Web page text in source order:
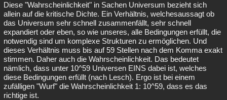
Diese "Wahrscheinlichkeit" in Sachen Universum bezieht sich
allein auf die kritische Dichte. Ein Verhältnis, welchesaussagt ob
das Universum sehr schnell zusammenfällt, sehr schnell
expandiert oder eben, so wie unseres, alle Bedingungen erfüllt, die
notwendig sind um komplexe Strukturen zu ermöglichen. Und
dieses Verhältnis muss bis auf 59 Stellen nach dem Komma exakt
stimmen. Daher auch die Wahrscheinlichkeit. Das bedeutet
nämlich, dass unter 10^59 Universen EINS dabei ist, welches
diese Bedingungen erfüllt (nach Lesch). Ergo ist bei einem
zufälligen "Wurf" die Wahrscheinlichkeit 1: 10^59, dass es das
richtige ist.